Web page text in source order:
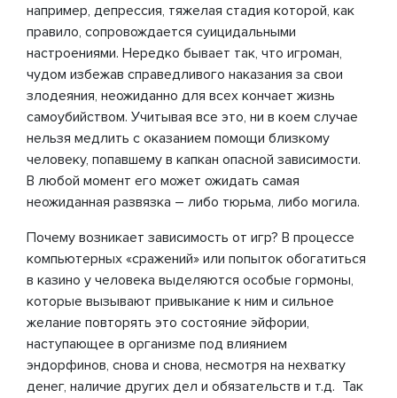
например, депрессия, тяжелая стадия которой, как
правило, сопровождается суицидальными
настроениями. Нередко бывает так, что игроман,
чудом избежав справедливого наказания за свои
злодеяния, неожиданно для всех кончает жизнь
самоубийством. Учитывая все это, ни в коем случае
нельзя медлить с оказанием помощи близкому
человеку, попавшему в капкан опасной зависимости.
В любой момент его может ожидать самая
неожиданная развязка – либо тюрьма, либо могила.
Почему возникает зависимость от игр? В процессе
компьютерных «сражений» или попыток обогатиться
в казино у человека выделяются особые гормоны,
которые вызывают привыкание к ним и сильное
желание повторять это состояние эйфории,
наступающее в организме под влиянием
эндорфинов, снова и снова, несмотря на нехватку
денег, наличие других дел и обязательств и т.д. Так